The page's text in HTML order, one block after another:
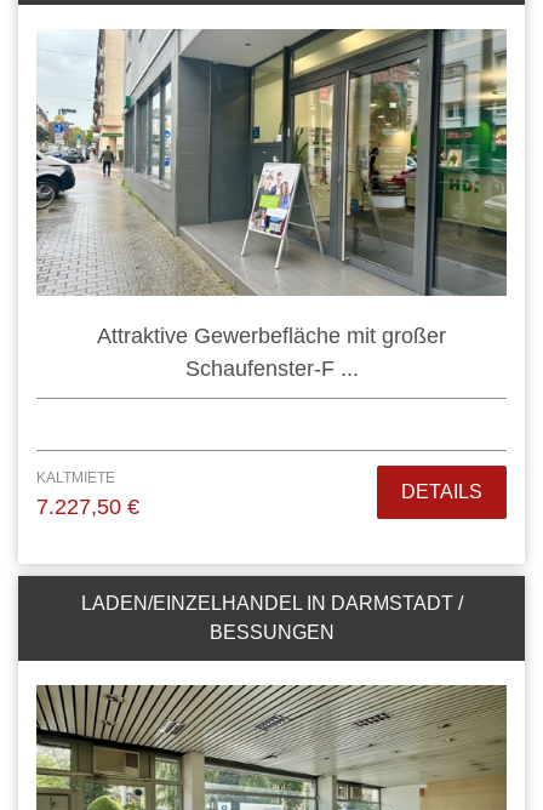
Attraktive Gewerbefläche mit großer
Schaufenster-F ...
KALTMIETE
7.227,50 €
DETAILS
LADEN/EINZELHANDEL IN DARMSTADT /
BESSUNGEN